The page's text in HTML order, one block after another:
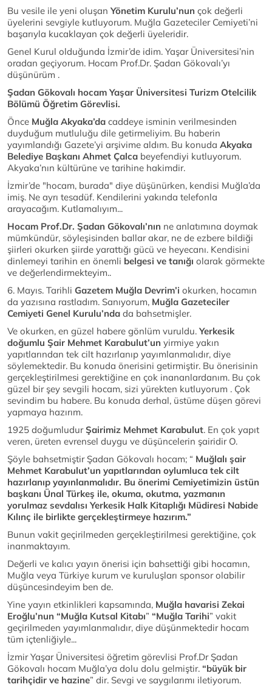
Bu vesile ile yeni oluşan Yönetim Kurulu’nun çok değerli
üyelerini sevgiyle kutluyorum. Muğla Gazeteciler Cemiyeti’ni
başarıyla kucaklayan çok değerli üyeleridir.
Genel Kurul olduğunda İzmir’de idim. Yaşar Üniversitesi’nin
oradan geçiyorum. Hocam Prof.Dr. Şadan Gökovalı’yı
düşünürüm .
Şadan Gökovalı hocam Yaşar Üniversitesi Turizm Otelcilik
Bölümü Öğretim Görevlisi.
Önce Muğla Akyaka’da caddeye isminin verilmesinden
duyduğum mutluluğu dile getirmeliyim. Bu haberin
yayımlandığı Gazete’yi arşivime aldım. Bu konuda Akyaka
Belediye Başkanı Ahmet Çalca beyefendiyi kutluyorum.
Akyaka’nın kültürüne ve tarihine hakimdir.
İzmir’de "hocam, burada" diye düşünürken, kendisi Muğla’da
imiş. Ne ayrı tesadüf. Kendilerini yakında telefonla
arayacağım. Kutlamalıyım...
Hocam Prof.Dr. Şadan Gökovalı’nın ne anlatımına doymak
mümkündür, söyleşisinden ballar akar, ne de ezbere bildiği
şiirleri okurken şiirde yarattığı gücü ve heyecanı. Kendisini
dinlemeyi tarihin en önemli belgesi ve tanığı olarak görmekte
ve değerlendirmekteyim..
6. Mayıs. Tarihli Gazetem Muğla Devrim’i okurken, hocamın
da yazısına rastladım. Sanıyorum, Muğla Gazeteciler
Cemiyeti Genel Kurulu’nda da bahsetmişler.
Ve okurken, en güzel habere gönlüm vuruldu. Yerkesik
doğumlu Şair Mehmet Karabulut’un yirmiye yakın
yapıtlarından tek cilt hazırlanıp yayımlanmalıdır, diye
söylemektedir. Bu konuda önerisini getirmiştir. Bu önerisinin
gerçekleştirilmesi gerektiğine en çok inananlardanım. Bu çok
güzel bir şey sevgili hocam, sizi yürekten kutluyorum . Çok
sevindim bu habere. Bu konuda derhal, üstüme düşen görevi
yapmaya hazırım.
1925 doğumludurŞairimiz Mehmet Karabulut. En çok yapıt
veren, üreten evrensel duygu ve düşüncelerin şairidir O.
Şöyle bahsetmiştir Şadan Gökovalı hocam; “ Muğlalı şair
Mehmet Karabulut’un yapıtlarından oylumluca tek cilt
hazırlanıp yayınlanmalıdır. Bu önerimi Cemiyetimizin üstün
başkanı Ünal Türkeş ile, okuma, okutma, yazmanın
yorulmaz sevdalısı Yerkesik Halk Kitaplığı Müdiresi Nabide
Kılınç ile birlikte gerçekleştirmeye hazırım.”
Bunun vakit geçirilmeden gerçekleştirilmesi gerektiğine, çok
inanmaktayım.
Değerli ve kalıcı yayın önerisi için bahsettiği gibi hocamın,
Muğla veya Türkiye kurum ve kuruluşları sponsor olabilir
düşüncesindeyim ben de.
Yine yayın etkinlikleri kapsamında, Muğla havarisi Zekai
Eroğlu’nun “Muğla Kutsal Kitabı” “Muğla Tarihi” vakit
geçirilmeden yayımlanmalıdır, diye düşünmektedir hocam
tüm içtenliğiyle...
İzmir Yaşar Üniversitesi öğretim görevlisi Prof.Dr Şadan
Gökovalı hocam Muğla’ya dolu dolu gelmiştir. “büyük bir
tarihçidir ve hazine” dir. Sevgi ve saygılarımı iletiyorum.